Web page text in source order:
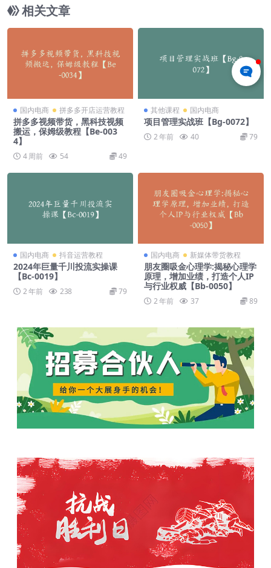
相关文章
国内电商 拼多多开店运营教程
拼多多视频带货，黑科技视频
搬运，保姆级教程【Be-003
4】
4 周前 54 49
其他课程 国内电商
项目管理实战班【Bg-0072】
2 年前 40 79
国内电商 抖音运营教程
2024年巨量千川投流实操课
【Bc-0019】
2 年前 238 79
国内电商 新媒体带货教程
朋友圈吸金心理学:揭秘心理学
原理，增加业绩，打造个人IP
与行业权威【Bb-0050】
2 年前 37 89